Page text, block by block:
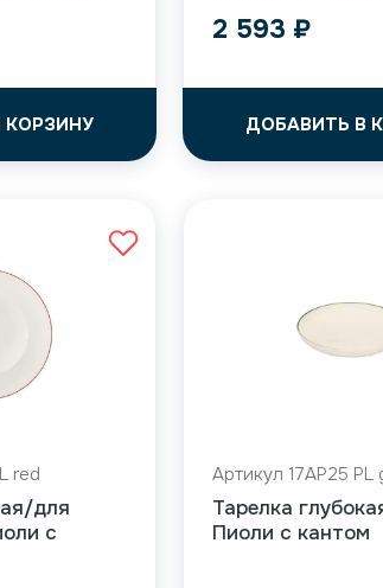
КОРЗИНУ
2 593 ₽
ДОБАВИТЬ В
red
для
с
Артикул 17AP25 PL
Тарелка
Пиоли с кантом